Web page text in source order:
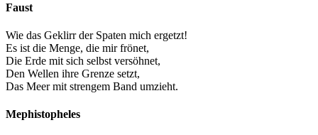
Faust
Wie das Geklirr der Spaten mich ergetzt!
Es ist die Menge, die mir frönet,
Die Erde mit sich selbst versöhnet,
Den Wellen ihre Grenze setzt,
Das Meer mit strengem Band umzieht.
Mephistopheles